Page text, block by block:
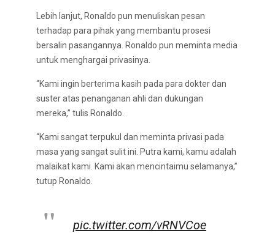
Lebih lanjut, Ronaldo pun menuliskan pesan
terhadap para pihak yang membantu prosesi
bersalin pasangannya. Ronaldo pun meminta media
untuk menghargai privasinya.
“Kami ingin berterima kasih pada para dokter dan
suster atas penanganan ahli dan dukungan
mereka,” tulis Ronaldo.
“Kami sangat terpukul dan meminta privasi pada
masa yang sangat sulit ini. Putra kami, kamu adalah
malaikat kami. Kami akan mencintaimu selamanya,”
tutup Ronaldo.
pic.twitter.com/vRNVCoe